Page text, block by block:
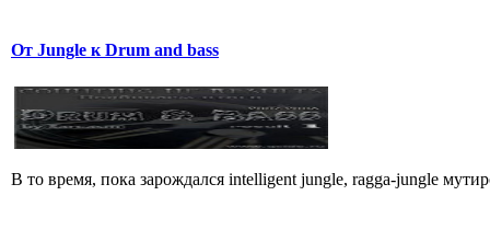
От Jungle к Drum and bass
В то время, пока зарождался intelligent jungle, ragga-jungle